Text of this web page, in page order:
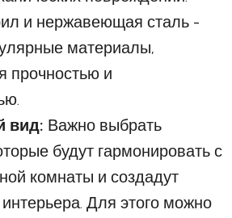
и нержавеющая сталь -
материалы,
прочностью и
вид: Важно выбрать
будут гармонировать с
комнаты и создадут
Для этого можно